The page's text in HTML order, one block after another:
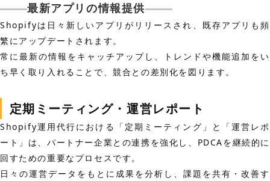
最新アプリの情報提供
Shopifyは日々新しいアプリがリリースされ、既存アプリも頻
繁にアップデートされます。
常に最新の情報をキャッチアップし、トレンドや機能追加をい
ち早く取り入れることで、競合との差別化を図ります。
定期ミーティング・運営レポート
Shopify運用代行における「定期ミーティング」と「運営レポ
ート」は、パートナー企業との連携を強化し、PDCAを継続的に
回すための重要なプロセスです。
日々の運営データをもとに成果を分析し、課題を共有・改善す